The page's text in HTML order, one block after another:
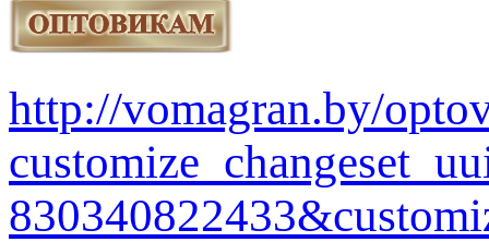
http://vomagran.by/